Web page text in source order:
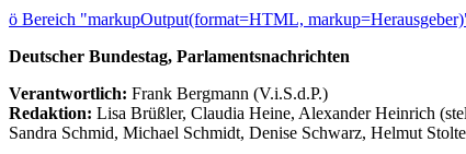
ö Bereich "markupOutput(format=HTML,
Deutscher Bundestag, Parlamentsnachrichten
Verantwortlich: Frank Bergmann (V.i.S.d.P.)
Redaktion: Lisa Brüßler, Claudia Heine, Alexander Heinrich
Sandra Schmid, Michael Schmidt, Denise Schwarz, Helmut